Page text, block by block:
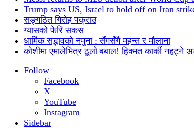
Trump says US, Israel to hold off on Iran
सङ्गठित गिरोह पक्राउ
ग्यासको फेरि सकस
धार्मिक सद्भावको नमुना : सँगसँगै महन्त र मौलाना
कोशीमा एमालेभित्र ठूलो बबाल! हिक्मत कार्की नहट्ने
Follow
Facebook
X
YouTube
Instagram
Sidebar